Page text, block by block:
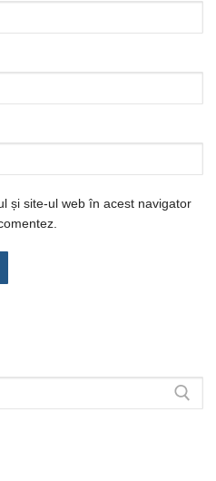
și site-ul web în acest navigator